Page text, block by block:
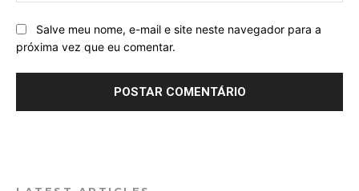
Salve meu nome, e-mail e site neste navegador para a
próxima vez que eu comentar.